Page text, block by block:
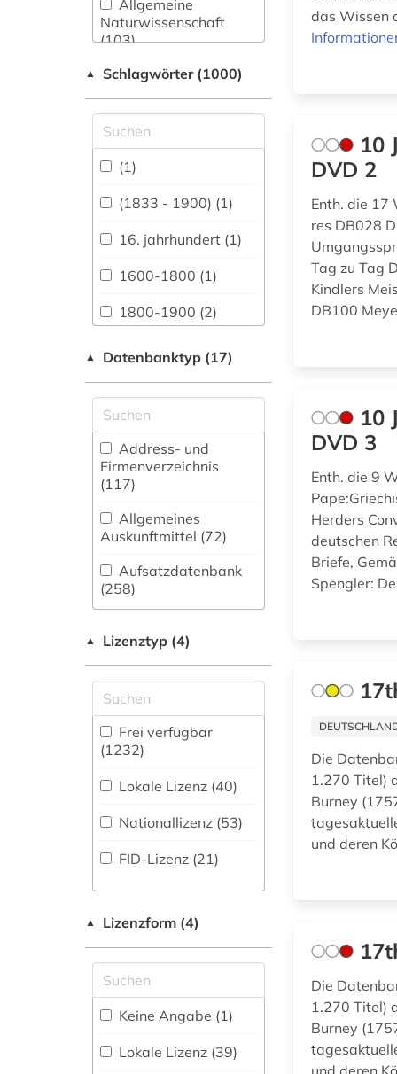
Allgemeine
Naturwissenschaft
(103)
Allgemeine und
Datenbanken (2851)
Allgemeine und
vergleichende Sprach-
und
Literaturwissenschaft.
Indogermanistik.
Außereuropäische
Sprachen und
Literaturen (165)
Anglistik.
Amerikanistik (209)
Archäologie (37)
Bauingenieur- und
Vermessungswesen
(77)
Biologie,
Biotechnologie (96)
Buch- und
Bibliothekswesen,
Informationswissenschaft
(118)
Pharmazie (74)
Elektrotechnik,
Elektronik,
Nachrichtentechnik (55)
Energietechnik (54)
Ethnologie (72)
Europäisches
Dokumentationszentrum
(19)
Geographie (114)
Geowissenschaften
Germanistik.
Niederlandistik.
Skandinavistik (167)
Geschichte (523)
▲ Schlagwörter (1000)
(1)
(1833 - 1900) (1)
16. jahrhundert (1)
1600-1800 (1)
1800-1900 (2)
1850 (1)
19. jahrhundert (2)
aachen (2)
aargau (1)
abbreviation (1)
abendzeitung
(münchen) (1)
abkürzung (11)
abschlussarbeit (2)
absolvent (1)
abstract (1)
adressen (1)
adressverzeichnis
(3)
▲ Datenbanktyp (17)
Address- und
Firmenverzeichnis
(117)
Allgemeines
Auskunftmittel (72)
Aufsatzdatenbank
(258)
(197)
Datenbank (167
Buchhandelsverzeichnis
(61
Forschungsdatenrepositorien
(5
Disziplinäre
Fachbibliographie
Faktendatenbank
(185 )
National-,
Regionalbibliographie
(243)
▲ Lizenztyp (4)
Frei verfügbar
(1232)
Lokale Lizenz (40)
Nationallizenz (53)
FID-Lizenz (21)
▲ Lizenzform (4)
Keine Angabe (1)
Lokale Lizenz (39)
das Wissen
10
DVD 2
Enth. die 17
res DB028
Tag zu Tag
Kindlers
DB100
10
DVD 3
Enth. die 9
Herders
deutschen
Briefe,
Spengler:
Die
1.270 Titel)
Burney
und deren
Die
1.270 Titel)
Burney